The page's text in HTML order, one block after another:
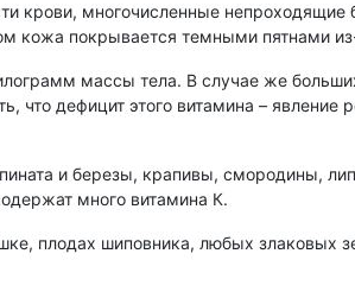
крови, многочисленные непроходящие
кожа покрывается темными пятнами
массы тела. В случае же
что дефицит этого витамина –
и березы, крапивы, смородины,
много витамина К.
плодах шиповника, любых злаковых